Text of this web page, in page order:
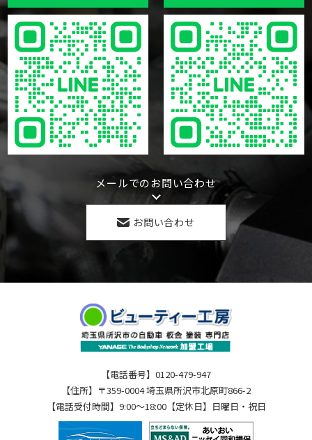
メールでのお問い合わせ
お問い合わせ
【電話番号】0120-479-947
【住所】〒359-0004 埼玉県所沢市北原町866-2
【電話受付時間】9:00～18:00【定休日】日曜日・祝日